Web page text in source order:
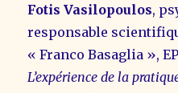
Fotis Vasilopoulos,
responsable
« Franco Basaglia »,
L’expérience de la